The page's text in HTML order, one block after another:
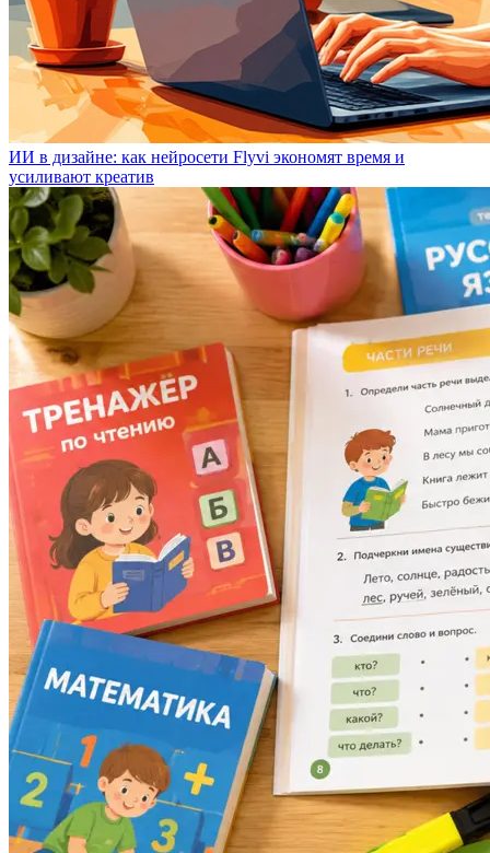
ИИ в дизайне: как нейросети Flyvi экономят время и
усиливают креатив